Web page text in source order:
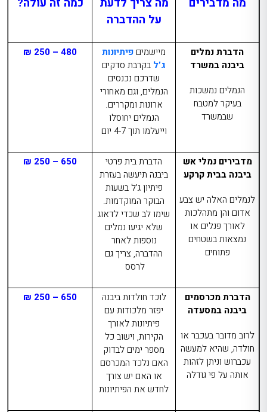
על ההדברה
הדברת נמלים
ביבנה במשרד
הנמלים נמשכות
בעיקר למטבח
שבמשרד
מיישמיםפיתיונות
ג’ל בקרבת סדקים
שדרכם נכנסים
הנמלים, וגם מאחורי
ארונות ומקררים.
הנמלים יחוסלו
וייעלמו תוך 4-7 יום
480 – 250 ₪
מדבירים נמלי אש
ביבנה בבית קרקע
לנמלים האלה יש צבע
אדום והן מתהלכות
לאורך פנלים או
נמצאות בשטחים
פתוחים
הדברת בית פרטי
ביבנה תיעשה בעזרת
פיתיון ג’ל בשעות
הבוקר המוקדמות.
שימו לב שכדי לדאוג
שלא יגיעו נמלים
נוספות לאחר
ההדברה, צריך גם
לרסס
650 – 250 ₪
הדברת מכרסמים
ביבנה במסעדה
לרוב מדובר בעכבר או
חולדה, שהיא למעשה
עכברוש וניתן לזהות
אותה על פי גודלה
לוכד חולדות ביבנה
יפזר מלכודות עם
פיתיונות לאורך
הקירות, וישוב כל
מספר ימים לבדוק
האם נלכד המכרסם
או האם יש צורך
לחדש את הפיתיונות
650 – 250 ₪